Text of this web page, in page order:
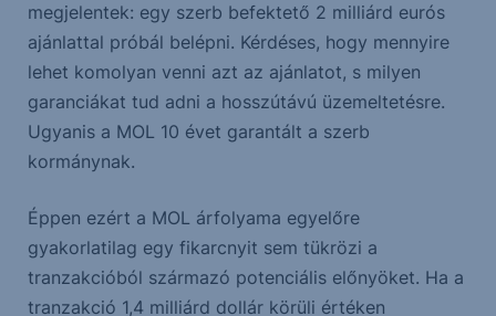
megjelentek: egy szerb befektető 2 milliárd eurós
ajánlattal próbál belépni. Kérdéses, hogy mennyire
lehet komolyan venni azt az ajánlatot, s milyen
garanciákat tud adni a hosszútávú üzemeltetésre.
Ugyanis a MOL 10 évet garantált a szerb
kormánynak.
Éppen ezért a MOL árfolyama egyelőre
gyakorlatilag egy fikarcnyit sem tükrözi a
tranzakcióból származó potenciális előnyöket. Ha a
tranzakció 1,4 milliárd dollár körüli értéken